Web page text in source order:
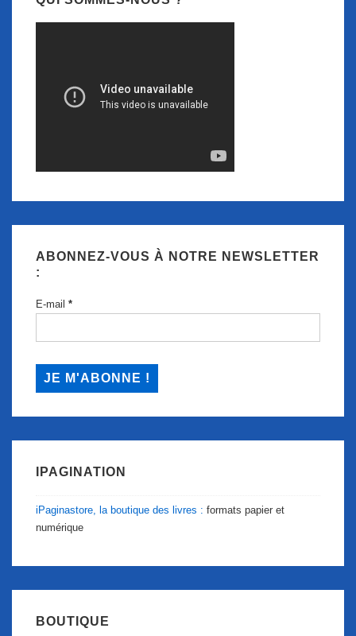
ABONNEZ-VOUS À NOTRE NEWSLETTER
:
E-mail *
IPAGINATION
iPaginastore, la boutique des livres : formats papier et
numérique
BOUTIQUE